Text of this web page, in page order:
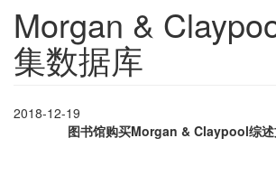
Morgan &
集数据库
2018-12-19
图书馆购买Morgan & Claypool综述